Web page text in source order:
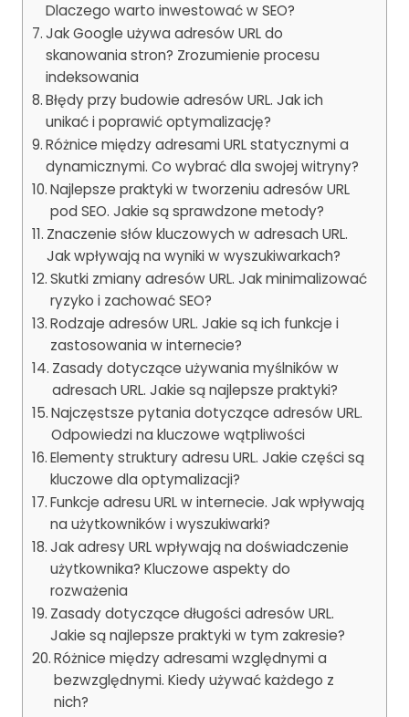
Dlaczego warto inwestować w SEO?
Jak Google używa adresów URL do
skanowania stron? Zrozumienie procesu
indeksowania
Błędy przy budowie adresów URL. Jak ich
unikać i poprawić optymalizację?
Różnice między adresami URL statycznymi a
dynamicznymi. Co wybrać dla swojej witryny?
Najlepsze praktyki w tworzeniu adresów URL
pod SEO. Jakie są sprawdzone metody?
Znaczenie słów kluczowych w adresach URL.
Jak wpływają na wyniki w wyszukiwarkach?
Skutki zmiany adresów URL. Jak minimalizować
ryzyko i zachować SEO?
Rodzaje adresów URL. Jakie są ich funkcje i
zastosowania w internecie?
Zasady dotyczące używania myślników w
adresach URL. Jakie są najlepsze praktyki?
Najczęstsze pytania dotyczące adresów URL.
Odpowiedzi na kluczowe wątpliwości
Elementy struktury adresu URL. Jakie części są
kluczowe dla optymalizacji?
Funkcje adresu URL w internecie. Jak wpływają
na użytkowników i wyszukiwarki?
Jak adresy URL wpływają na doświadczenie
użytkownika? Kluczowe aspekty do
rozważenia
Zasady dotyczące długości adresów URL.
Jakie są najlepsze praktyki w tym zakresie?
Różnice między adresami względnymi a
bezwzględnymi. Kiedy używać każdego z
nich?